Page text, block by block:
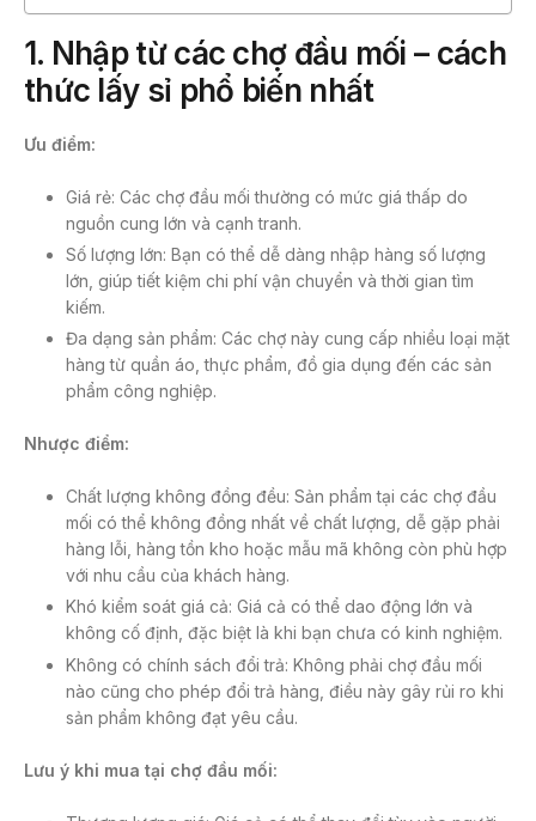
1. Nhập từ các chợ đầu mối – cách
thức lấy sỉ phổ biến nhất
Ưu điểm:
Giá rẻ: Các chợ đầu mối thường có mức giá thấp do
nguồn cung lớn và cạnh tranh.
Số lượng lớn: Bạn có thể dễ dàng nhập hàng số lượng
lớn, giúp tiết kiệm chi phí vận chuyển và thời gian tìm
kiếm.
Đa dạng sản phẩm: Các chợ này cung cấp nhiều loại mặt
hàng từ quần áo, thực phẩm, đồ gia dụng đến các sản
phẩm công nghiệp.
Nhược điểm:
Chất lượng không đồng đều: Sản phẩm tại các chợ đầu
mối có thể không đồng nhất về chất lượng, dễ gặp phải
hàng lỗi, hàng tồn kho hoặc mẫu mã không còn phù hợp
với nhu cầu của khách hàng.
Khó kiểm soát giá cả: Giá cả có thể dao động lớn và
không cố định, đặc biệt là khi bạn chưa có kinh nghiệm.
Không có chính sách đổi trả: Không phải chợ đầu mối
nào cũng cho phép đổi trả hàng, điều này gây rủi ro khi
sản phẩm không đạt yêu cầu.
Lưu ý khi mua tại chợ đầu mối: